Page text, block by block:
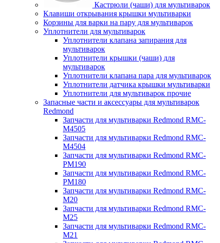
Кастрюли (чаши) для мультиварок
Клавиши открывания крышки мультиварки
Корзины для варки на пару для мультиварок
Уплотнители для мультиварок
Уплотнители клапана запирания для
мультиварок
Уплотнители крышки (чаши) для
мультиварок
Уплотнители клапана пара для мультиварок
Уплотнители датчика крышки мультиварки
Уплотнители для мультиварок прочие
Запасные части и аксессуары для мультиварок
Redmond
Запчасти для мультиварки Redmond RMC-
M4505
Запчасти для мультиварки Redmond RMC-
M4504
Запчасти для мультиварки Redmond RMC-
PM190
Запчасти для мультиварки Redmond RMC-
PM180
Запчасти для мультиварки Redmond RMC-
M20
Запчасти для мультиварки Redmond RMC-
M25
Запчасти для мультиварки Redmond RMC-
M21